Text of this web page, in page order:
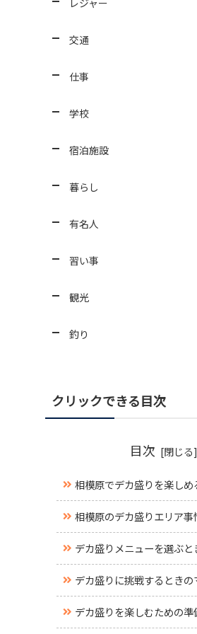
交通
仕事
学校
宿泊施設
暮らし
有名人
習い事
観光
釣り
クリックできる目次
目次
相模原でデカ盛りを楽し
相模原のデカ盛りエリア事
デカ盛りメニューを選ぶと
デカ盛りに挑戦するときの
デカ盛りを楽しむための